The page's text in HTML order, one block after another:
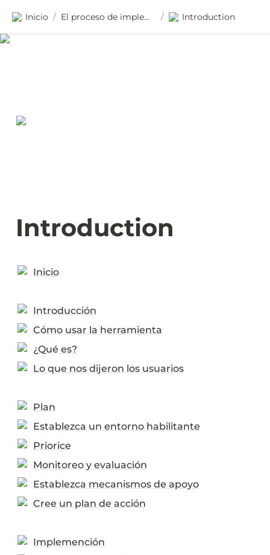
Inicio / El proceso de implementación Open SPP / Introduction
Introduction
Inicio
Introducción
Cómo usar la herramienta
¿Qué es?
Lo que nos dijeron los usuarios
Plan
Establezca un entorno habilitante
Priorice
Monitoreo y evaluación
Establezca mecanismos de apoyo
Cree un plan de acción
Implemención